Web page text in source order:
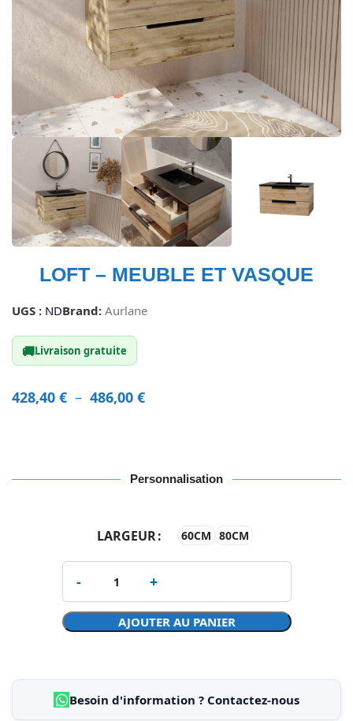
LOFT – MEUBLE ET VASQUE
UGS : NDBrand: Aurlane
🚚Livraison gratuite
428,40 € – 486,00 €
Personnalisation
LARGEUR 60CM 80CM
AJOUTER AU PANIER
Besoin d'information ? Contactez-nous